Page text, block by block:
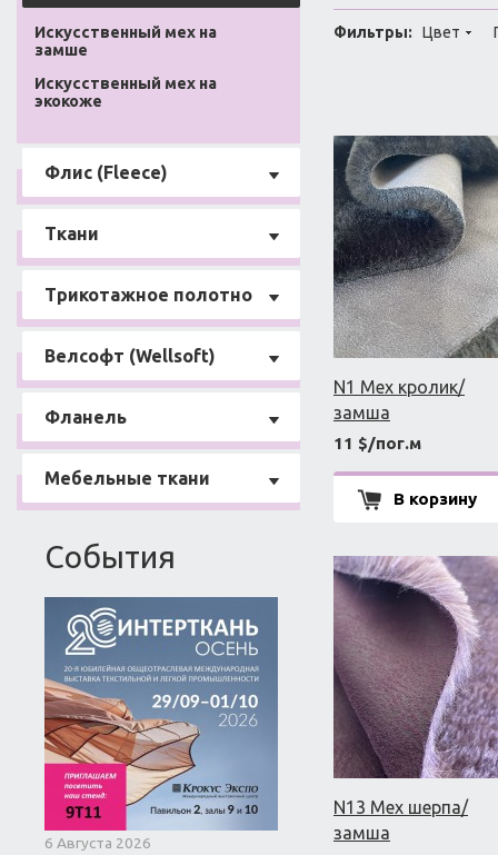
Искусственный мех на
замше
Искусственный мех на
экокоже
Флис (Fleece)
Ткани
Трикотажное полотно
Велсофт (Wellsoft)
Фланель
Мебельные ткани
События
6 Августа 2026
Фильтры: Цвет
N1 Мех кролик/
замша
11 $/пог.м
В корзину
N13 Мех шерпа/
замша